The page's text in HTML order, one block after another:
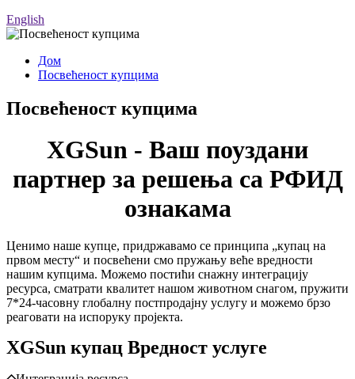
English
Дом
Посвећеност купцима
Посвећеност купцима
XGSun - Ваш поуздани
партнер за решења са РФИД
ознакама
Ценимо наше купце, придржавамо се принципа „купац на
првом месту“ и посвећени смо пружању веће вредности
нашим купцима. Можемо постићи снажну интеграцију
ресурса, сматрати квалитет нашом животном снагом, пружити
7*24-часовну глобалну постпродајну услугу и можемо брзо
реаговати на испоруку пројекта.
XGSun купац Вредност услуге